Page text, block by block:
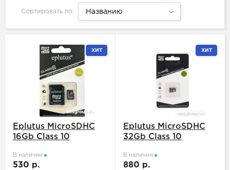
Сортировать по: Названию
ХИТ
Eplutus MicroSDHC
16Gb Class 10
В наличии
530 р.
ХИТ
Eplutus MicroSDHC
32Gb Class 10
В наличии
880 р.